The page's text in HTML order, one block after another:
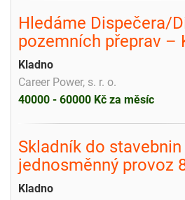
Hledáme Dispečera/
pozemních přeprav –
Kladno
Career Power, s. r. o.
40000 - 60000 Kč za měsíc
Skladník do
jednosměnný provoz
Kladno